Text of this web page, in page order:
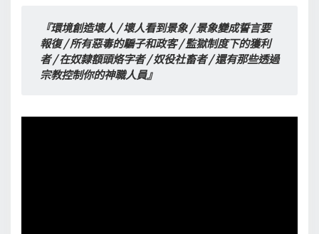
『環境創造壞人 / 壞人看到景象 / 景象變成誓言要
報復 / 所有惡毒的騙子和政客 / 監獄制度下的獲利
者 / 在奴隸額頭烙字者 / 奴役社畜者 / 還有那些透過
宗教控制你的神職人員』